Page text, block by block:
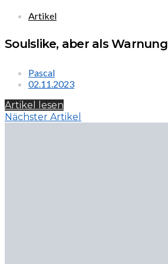
Artikel
Soulslike, aber als Warnung
Pascal
02.11.2023
Artikel lesen
Nächster Artikel